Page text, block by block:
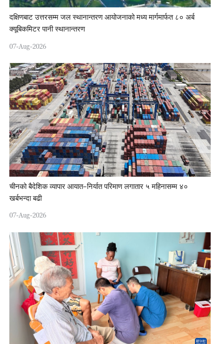
दक्षिणबाट उत्तरसम्म जल स्थानान्तरण आयोजनाको मध्य मार्गमार्फत ८० अर्ब
क्यूबिकमिटर पानी स्थानान्तरण
07-Aug-2026
चीनको बैदेशिक व्यापार आयात–निर्यात परिमाण लगातार ५ महिनासम्म ४०
खर्बभन्दा बढी
07-Aug-2026